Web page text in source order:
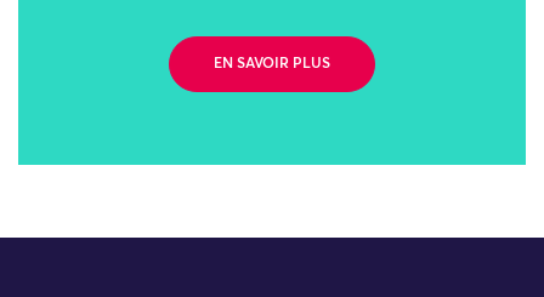
EN SAVOIR PLUS